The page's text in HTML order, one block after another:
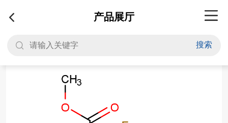
产品展厅
搜索